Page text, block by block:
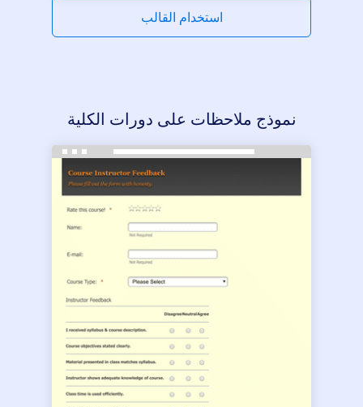
استخدام القالب
نموذج ملاحظات على دورات الكلية